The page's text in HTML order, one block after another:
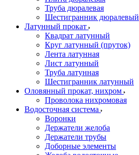
Труба дюралевая
Шестигранник дюралевый
Латунный прокат
Квадрат латунный
Круг латунный (пруток)
Лента латунная
Лист латунный
Труба латунная
Шестигранник латунный
Оловянный прокат, нихром
Проволока нихромовая
Водосточная система
Воронки
Держатели желоба
Держатели трубы
Доборные элементы